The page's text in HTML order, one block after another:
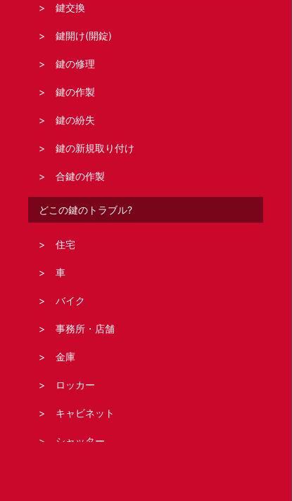
鍵交換
鍵開け(開錠)
鍵の修理
鍵の作製
鍵の紛失
鍵の新規取り付け
合鍵の作製
どこの鍵のトラブル?
住宅
車
バイク
事務所・店舗
金庫
ロッカー
キャビネット
シャッター